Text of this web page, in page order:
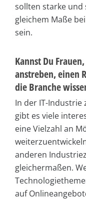
sollten starke und
gleichem Maße
sein.
Kannst Du Frauen,
anstreben, einen
die Branche
In der IT-Industrie
gibt es viele
eine Vielzahl an
anderen
gleichermaßen.
auf